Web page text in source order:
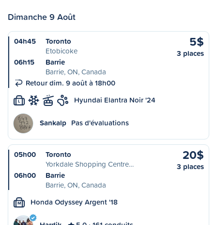
Dimanche 9 Août
04h45
Toronto
Etobicoke
06h15
Barrie
Barrie, ON, Canada
Retour dim. 9 août à 18h00
5$
3 places
L Hyundai Elantra Noir '24
Sankalp Pas d'évaluations
05h00
Toronto
Yorkdale Shopping Centre…
06h00
Barrie
Barrie, ON, Canada
20$
3 places
M Honda Odyssey Argent '18